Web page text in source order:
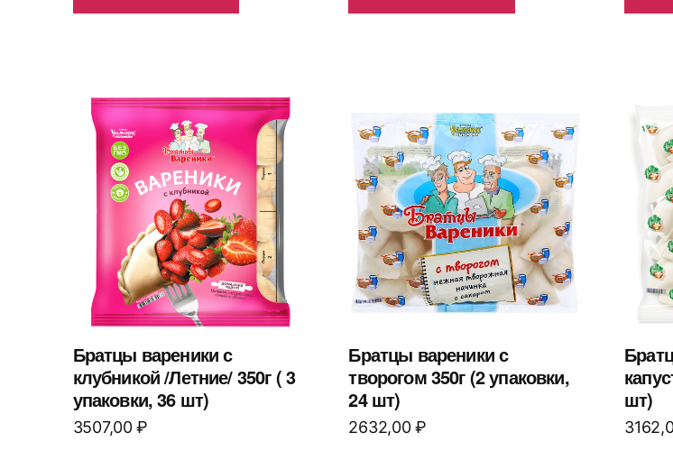
Братцы вареники с
клубникой /Летние/ 350г ( 3
упаковки, 36 шт)
3507,00₽
Братцы вареники с
творогом 350г (2 упаковки,
24 шт)
2632,00₽
шт)